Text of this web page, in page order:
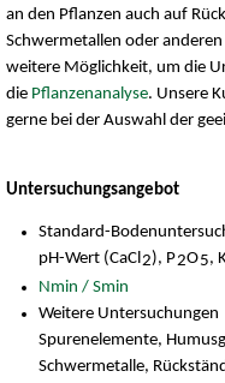
an den Pflanzen auch auf
Schwermetallen oder
weitere Möglichkeit, um die
die Pflanzenanalyse. Unsere
gerne bei der Auswahl der
Untersuchungsangebot
Standard-
pH-Wert (CaCl 2), P2O5,
Nmin / Smin
Weitere Untersuchungen
Spurenelemente,
Schwermetalle,